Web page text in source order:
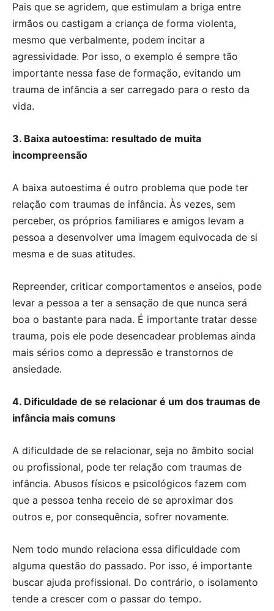
Pais que se agridem, que estimulam a briga entre
irmãos ou castigam a criança de forma violenta,
mesmo que verbalmente, podem incitar a
agressividade. Por isso, o exemplo é sempre tão
importante nessa fase de formação, evitando um
trauma de infância a ser carregado para o resto da
vida.
3. Baixa autoestima: resultado de muita
incompreensão
A baixa autoestima é outro problema que pode ter
relação com traumas de infância. Às vezes, sem
perceber, os próprios familiares e amigos levam a
pessoa a desenvolver uma imagem equivocada de si
mesma e de suas atitudes.
Repreender, criticar comportamentos e anseios, pode
levar a pessoa a ter a sensação de que nunca será
boa o bastante para nada. É importante tratar desse
trauma, pois ele pode desencadear problemas ainda
mais sérios como a depressão e transtornos de
ansiedade.
4. Dificuldade de se relacionar é um dos traumas de
infância mais comuns
A dificuldade de se relacionar, seja no âmbito social
ou profissional, pode ter relação com traumas de
infância. Abusos físicos e psicológicos fazem com
que a pessoa tenha receio de se aproximar dos
outros e, por consequência, sofrer novamente.
Nem todo mundo relaciona essa dificuldade com
alguma questão do passado. Por isso, é importante
buscar ajuda profissional. Do contrário, o isolamento
tende a crescer com o passar do tempo.